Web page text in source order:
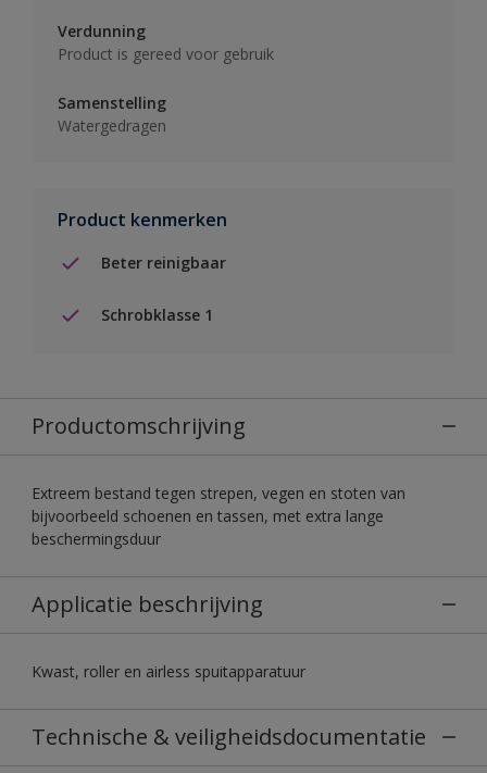
Verdunning
Product is gereed voor gebruik
Samenstelling
Watergedragen
Product kenmerken
Beter reinigbaar
Schrobklasse 1
Productomschrijving
Extreem bestand tegen strepen, vegen en stoten van
bijvoorbeeld schoenen en tassen, met extra lange
beschermingsduur
Applicatie beschrijving
Kwast, roller en airless spuitapparatuur
Technische & veiligheidsdocumentatie